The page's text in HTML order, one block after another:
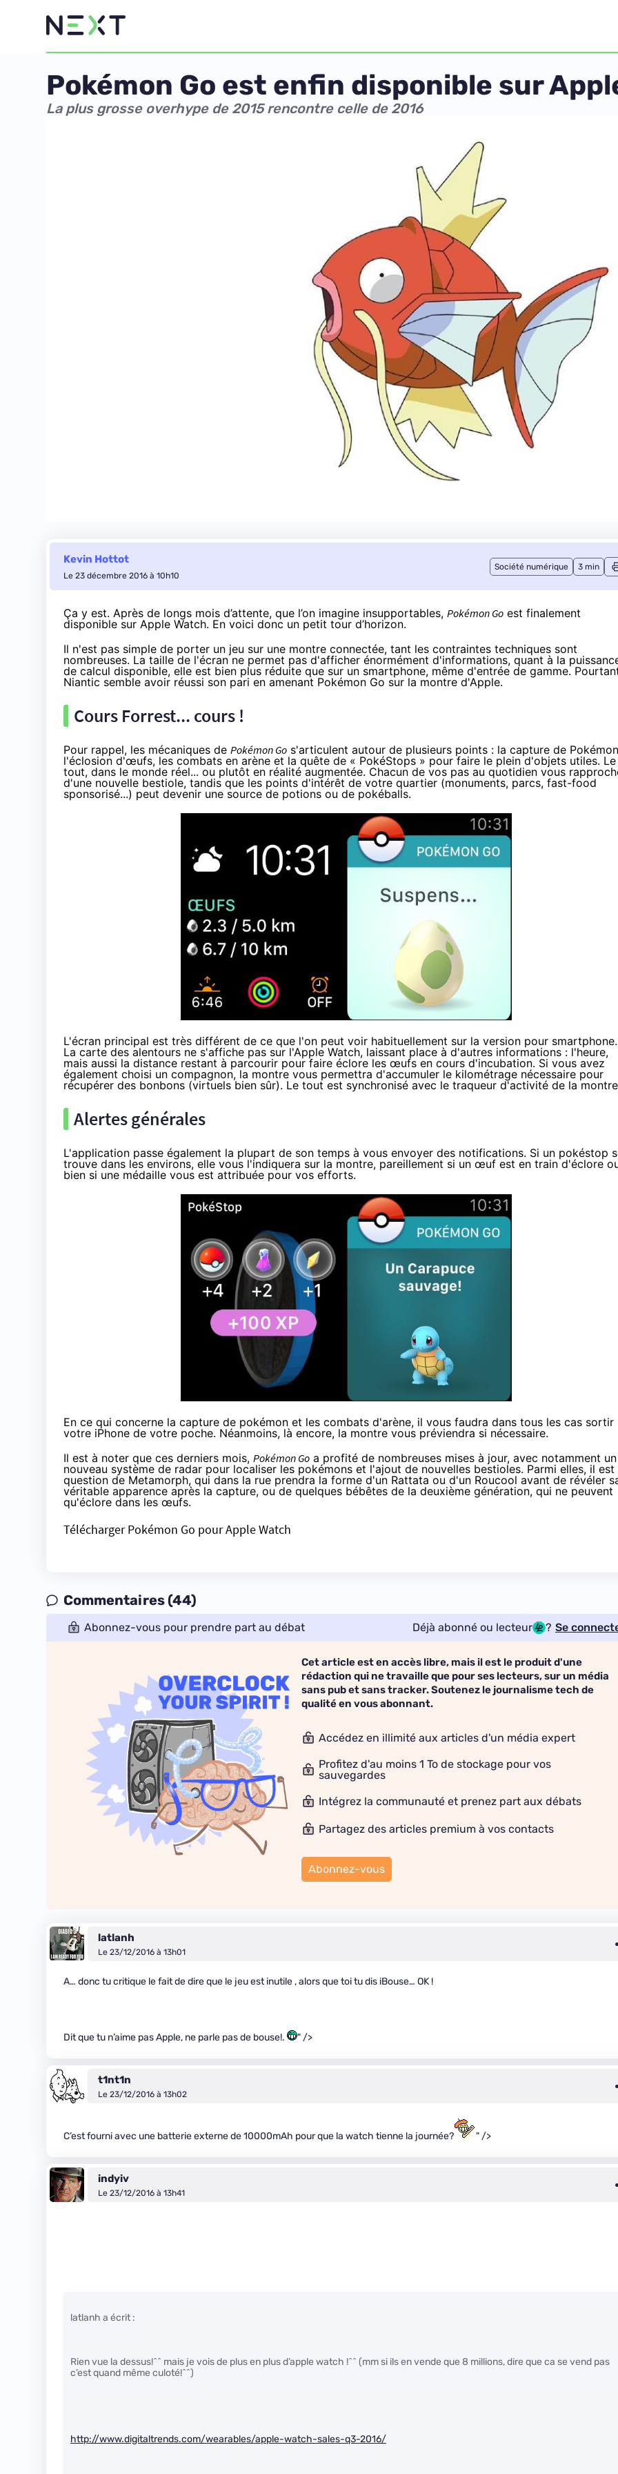
Pokémon Go est enfin disponible sur
La plus grosse overhype de 2015 rencontre celle de 2016
Kevin Hottot
Le 23 décembre 2016 à 10h10
Société numérique 3 min
Ça y est. Après de longs mois d’attente, que l’on imagine insupportables, Pokémon Go est finalement
disponible sur Apple Watch. En voici donc un petit tour d’horizon.
Il n'est pas simple de porter un jeu sur une montre connectée, tant les contraintes techniques sont
nombreuses. La taille de l'écran ne permet pas d'afficher énormément d'informations, quant à la
de calcul disponible, elle est bien plus réduite que sur un smartphone, même d'entrée de gamme.
Niantic semble avoir réussi son pari en amenant Pokémon Go sur la montre d'Apple.
Cours Forrest... cours !
Pour rappel, les mécaniques de Pokémon Go s'articulent autour de plusieurs points : la capture de
l'éclosion d'œufs, les combats en arène et la quête de « PokéStops » pour faire le plein d'objets utiles. Le
tout, dans le monde réel... ou plutôt en réalité augmentée. Chacun de vos pas au quotidien vous
d'une nouvelle bestiole, tandis que les points d'intérêt de votre quartier (monuments, parcs, fast-food
sponsorisé...) peut devenir une source de potions ou de pokéballs.
L'écran principal est très différent de ce que l'on peut voir habituellement sur la version pour smartphone.
La carte des alentours ne s'affiche pas sur l'Apple Watch, laissant place à d'autres informations : l'heure,
mais aussi la distance restant à parcourir pour faire éclore les œufs en cours d'incubation. Si vous avez
également choisi un compagnon, la montre vous permettra d'accumuler le kilométrage nécessaire pour
récupérer des bonbons (virtuels bien sûr). Le tout est synchronisé avec le traqueur d'activité de la
Alertes générales
L'application passe également la plupart de son temps à vous envoyer des notifications. Si un pokéstop
trouve dans les environs, elle vous l'indiquera sur la montre, pareillement si un œuf est en train d'éclore
bien si une médaille vous est attribuée pour vos efforts.
En ce qui concerne la capture de pokémon et les combats d'arène, il vous faudra dans tous les cas sortir
votre iPhone de votre poche. Néanmoins, là encore, la montre vous préviendra si nécessaire.
Il est à noter que ces derniers mois, Pokémon Go a profité de nombreuses mises à jour, avec notamment un
nouveau système de radar pour localiser les pokémons et l'ajout de nouvelles bestioles. Parmi elles, il est
question de Metamorph, qui dans la rue prendra la forme d'un Rattata ou d'un Roucool avant de révéler
véritable apparence après la capture, ou de quelques bébêtes de la deuxième génération, qui ne peuvent
qu'éclore dans les œufs.
Télécharger Pokémon Go pour Apple Watch
Commentaires (44)
Abonnez-vous pour prendre part au débat Déjà abonné ou lecteur ? Se
Cet article est en accès libre, mais il est le produit d'une
rédaction qui ne travaille que pour ses lecteurs, sur un média
sans pub et sans tracker. Soutenez le journalisme tech de
qualité en vous abonnant.
Accédez en illimité aux articles d'un média expert
Profitez d'au moins 1 To de stockage pour vos
sauvegardes
Intégrez la communauté et prenez part aux débats
Partagez des articles premium à vos contacts
Abonnez-vous
latlanh
Le 23/12/2016 à 13h01
A… donc tu critique le fait de dire que le jeu est inutile , alors que toi tu dis iBouse… OK !
Dit que tu n’aime pas Apple, ne parle pas de bouse!. " />
t1nt1n
Le 23/12/2016 à 13h02
C’est fourni avec une batterie externe de 10000mAh pour que la watch tienne la journée? " />
indyiv
Le 23/12/2016 à 13h41
latlanh a écrit :
Rien vue la dessus!^^ mais je vois de plus en plus d’apple watch !^^ (mm si ils en vende que 8 millions, dire que ca se vend pas
c’est quand même culoté!^^)
http://www.digitaltrends.com/wearables/apple-watch-sales-q3-2016/